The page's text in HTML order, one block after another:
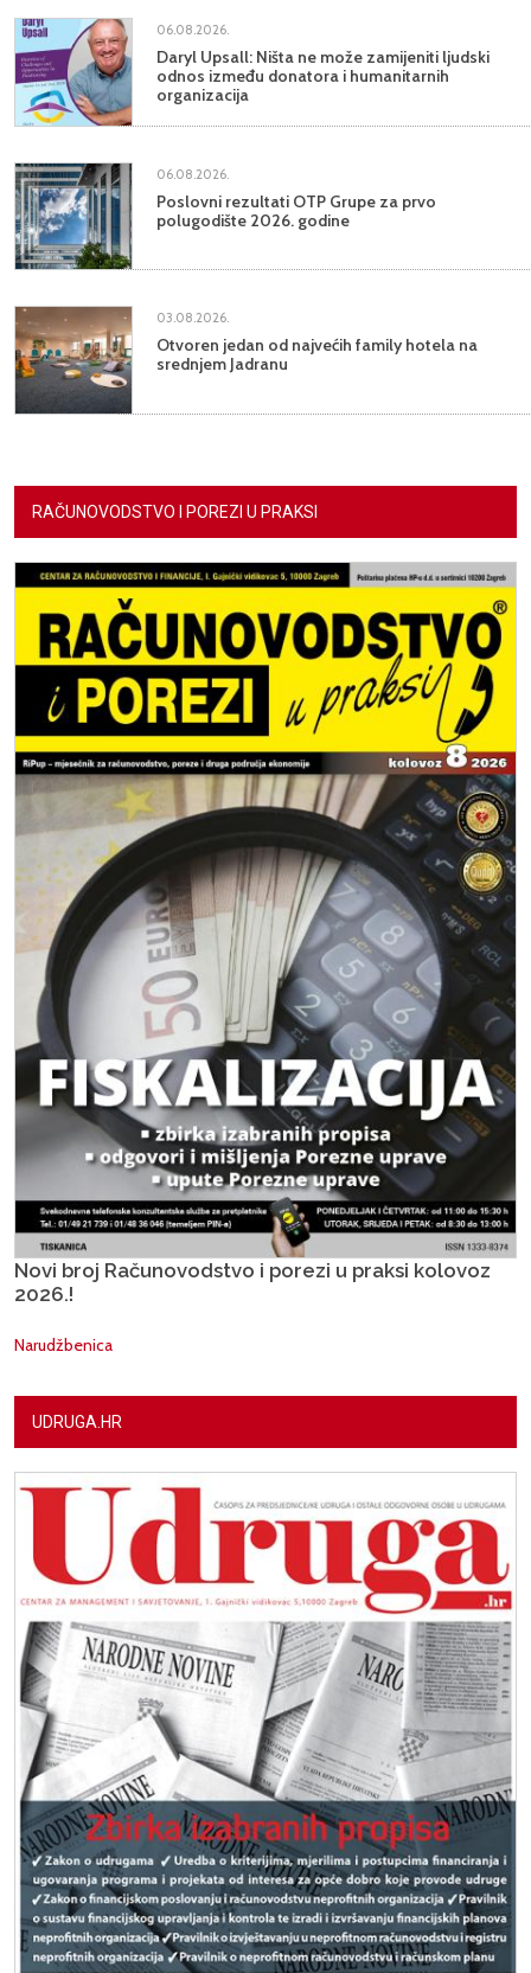
06.08.2026.
Daryl Upsall: Ništa ne može zamijeniti ljudski
odnos između donatora i humanitarnih
organizacija
06.08.2026.
Poslovni rezultati OTP Grupe za prvo
polugodište 2026. godine
03.08.2026.
Otvoren jedan od najvećih family hotela na
srednjem Jadranu
RAČUNOVODSTVO I POREZI U PRAKSI
Novi broj Računovodstvo i porezi u praksi kolovoz
2026.!
Narudžbenica
UDRUGA.HR